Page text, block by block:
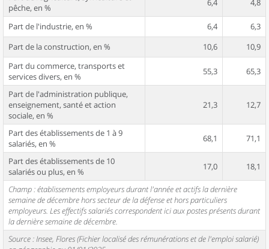
pêche, en %
6,4 4,8
Part de l'industrie, en % 6,4
6,3
Part de la construction, en %
10,6
10,9
Part du commerce, transports et
services divers, en %
55,3 65,3
Part de l'administration publique,
enseignement, santé et action
sociale, en %
21,3 12,7
Part des établissements de 1 à 9
salariés, en %
68,1 71,1
Part des établissements de 10
salariés ou plus, en %
17,0 18,1
Champ : établissements employeurs durant l'année et actifs la dernière
semaine de décembre hors secteur de la défense et hors particuliers
employeurs. Les effectifs salariés correspondent ici aux postes présents durant
la dernière semaine de décembre.
Source : Insee, Flores (Fichier localisé des rémunérations et de l'emploi salarié)